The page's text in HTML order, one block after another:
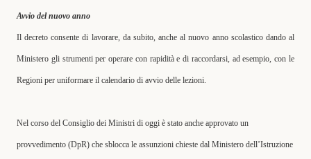
Avvio del nuovo anno
Il decreto consente di lavorare, da subito, anche al nuovo anno scolastico dando al
Ministero gli strumenti per operare con rapidità e di raccordarsi, ad esempio, con le
Regioni per uniformare il calendario di avvio delle lezioni.
Nel corso del Consiglio dei Ministri di oggi è stato anche approvato un
provvedimento (DpR) che sblocca le assunzioni chieste dal Ministero dell’Istruzione